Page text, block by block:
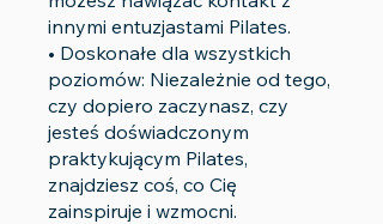
innymi entuzjastami Pilates.
• Doskonałe dla wszystkich
poziomów: Niezależnie od tego,
czy dopiero zaczynasz, czy
jesteś doświadczonym
praktykującym Pilates,
znajdziesz coś, co Cię
zainspiruje i wzmocni.